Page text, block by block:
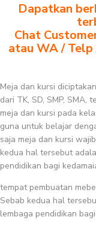
Dapatkan
Chat
atau WA / Telp
Meja dan kursi
dari TK, SD, SMP,
meja dan kursi pada
guna untuk belajar
saja meja dan kursi
kedua hal tersebut
pendidikan bagi
tempat pembuatan
Sebab kedua hal
lembaga pendidikan